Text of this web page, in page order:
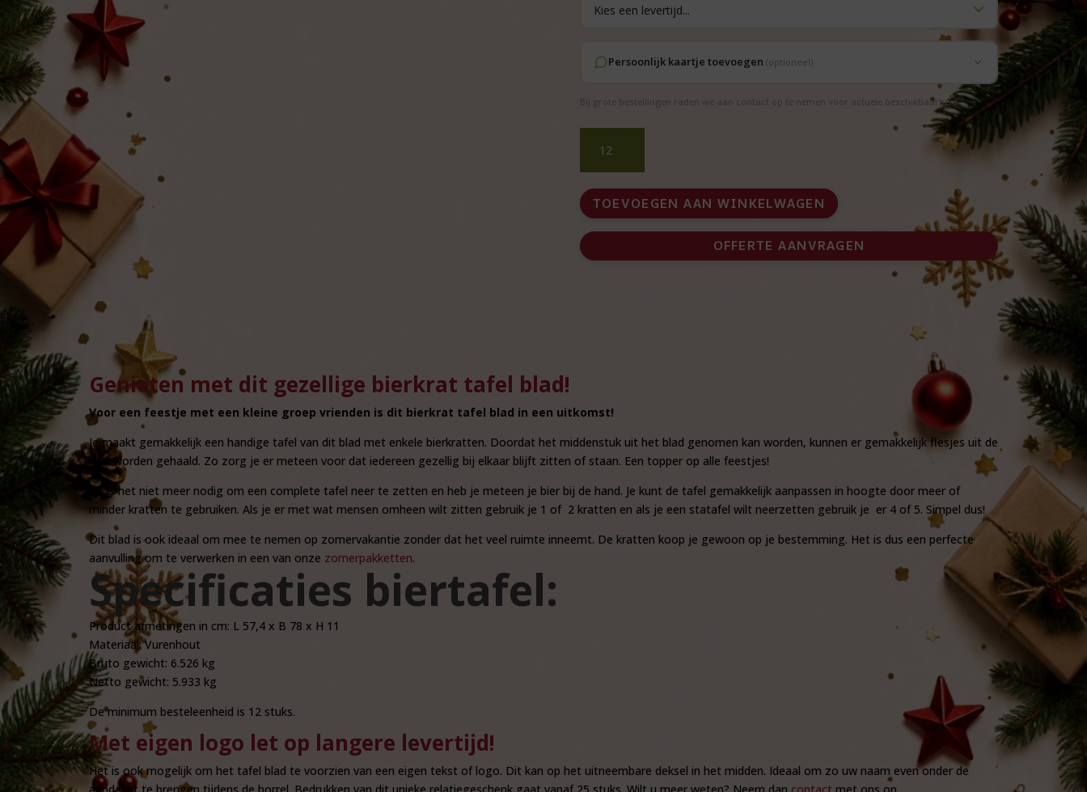
Persoonlijk kaartje toevoegen(optioneel)
Bij grote bestellingen raden we aan contact op te nemen voor actuele beschikbaarheid.
tafel
blad
voor
gezelligheid
en
gemak
TOEVOEGEN AAN WINKELWAGEN
OFFERTE AANVRAGEN
Genieten met dit gezellige bierkrat tafel blad!
Voor een feestje met een kleine groep vrienden is dit bierkrat tafel blad in een uitkomst!
Je maakt gemakkelijk een handige tafel van dit blad met enkele bierkratten. Doordat het middenstuk uit het blad genomen kan worden, kunnen er gemakkelijk flesjes uit de
krat worden gehaald. Zo zorg je er meteen voor dat iedereen gezellig bij elkaar blijft zitten of staan. Een topper op alle feestjes!
Zo is het niet meer nodig om een complete tafel neer te zetten en heb je meteen je bier bij de hand. Je kunt de tafel gemakkelijk aanpassen in hoogte door meer of
minder kratten te gebruiken. Als je er met wat mensen omheen wilt zitten gebruik je 1 of 2 kratten en als je een statafel wilt neerzetten gebruik je er 4 of 5. Simpel dus!
Dit blad is ook ideaal om mee te nemen op zomervakantie zonder dat het veel ruimte inneemt. De kratten koop je gewoon op je bestemming. Het is dus een perfecte
aanvulling om te verwerken in een van onze zomerpakketten.
Specificaties biertafel:
Product afmetingen in cm: L 57,4 x B 78 x H 11
Materiaal: Vurenhout
Bruto gewicht: 6.526 kg
Netto gewicht: 5.933 kg
De minimum besteleenheid is 12 stuks.
Met eigen logo let op langere levertijd!
Het is ook mogelijk om het tafel blad te voorzien van een eigen tekst of logo. Dit kan op het uitneembare deksel in het midden. Ideaal om zo uw naam even onder de